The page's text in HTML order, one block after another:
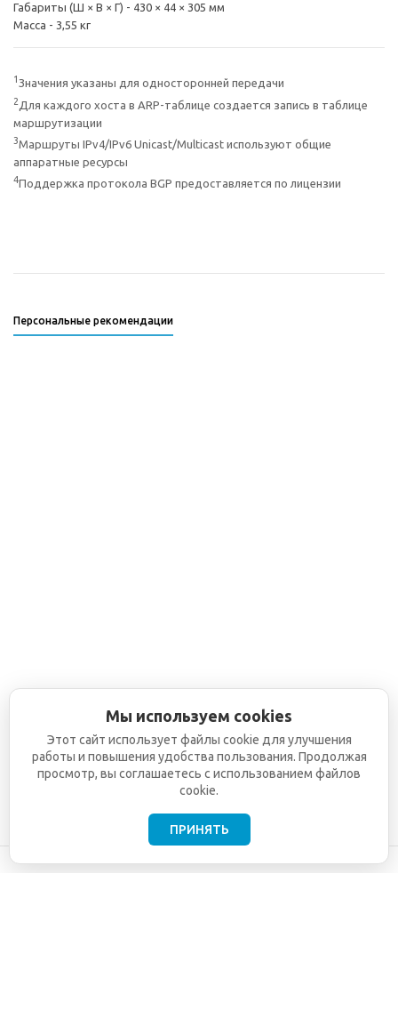
Габариты (Ш × В × Г) - 430 × 44 × 305 мм
Масса - 3,55 кг
1 Значения указаны для односторонней передачи
2 Для каждого хоста в ARP-таблице создается запись в таблице
маршрутизации
3Маршруты IPv4/IPv6 Unicast/Multicast используют общие
аппаратные ресурсы
4Поддержка протокола BGP предоставляется по лицензии
Персональные рекомендации
Мы используем cookies
Этот сайт использует файлы cookie для улучшения
работы и повышения удобства пользования. Продолжая
просмотр, вы соглашаетесь с использованием файлов
cookie.
ПРИНЯТЬ